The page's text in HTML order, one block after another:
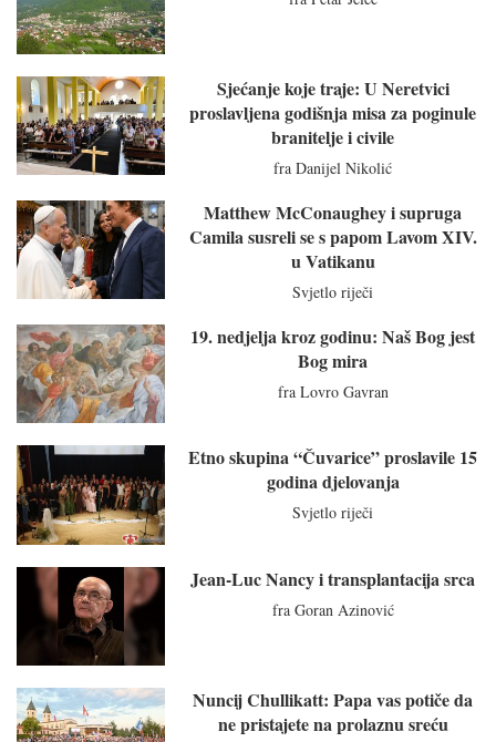
Sjećanje koje traje: U Neretvici
proslavljena godišnja misa za poginule
branitelje i civile
fra Danijel Nikolić
Matthew McConaughey i supruga
Camila susreli se s papom Lavom XIV.
u Vatikanu
Svjetlo riječi
19. nedjelja kroz godinu: Naš Bog jest
Bog mira
fra Lovro Gavran
Etno skupina “Čuvarice” proslavile 15
godina djelovanja
Svjetlo riječi
Jean-Luc Nancy i transplantacija srca
fra Goran Azinović
Nuncij Chullikatt: Papa vas potiče da
ne pristajete na prolaznu sreću